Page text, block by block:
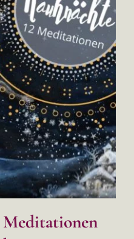
Meditationen